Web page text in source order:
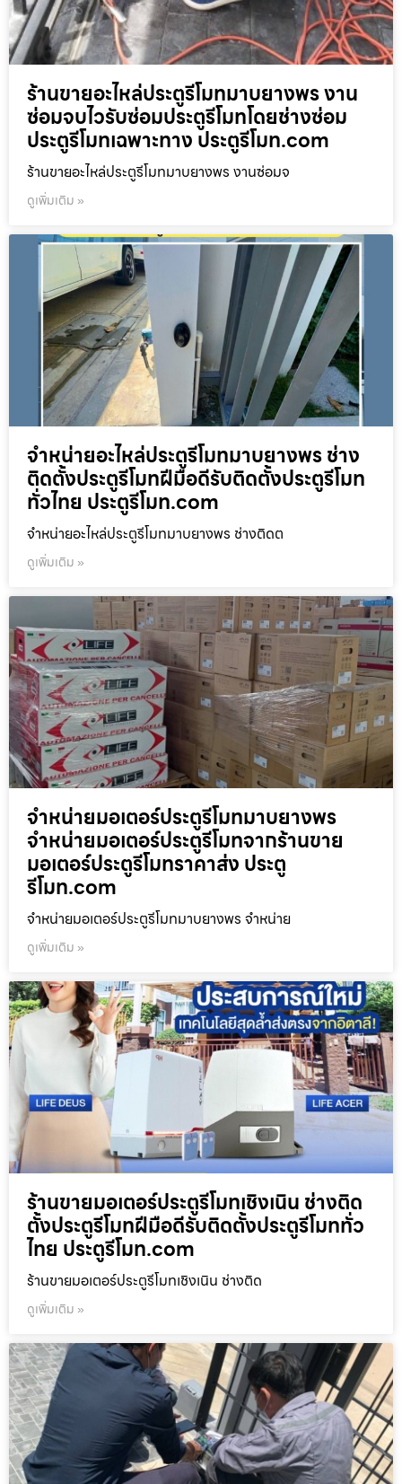
ร้านขายอะไหล่ประตูรีโมทมาบยางพร งาน
ซ่อมจบไวรับซ่อมประตูรีโมทโดยช่างซ่อม
ประตูรีโมทเฉพาะทาง ประตูรีโมท.com
ร้านขายอะไหล่ประตูรีโมทมาบยางพร งานซ่อมจ
ดูเพิ่มเติม »
จำหน่ายอะไหล่ประตูรีโมทมาบยางพร ช่าง
ติดตั้งประตูรีโมทฝีมือดีรับติดตั้งประตูรีโมท
ทั่วไทย ประตูรีโมท.com
จำหน่ายอะไหล่ประตูรีโมทมาบยางพร ช่างติดต
ดูเพิ่มเติม »
จำหน่ายมอเตอร์ประตูรีโมทมาบยางพร
จำหน่ายมอเตอร์ประตูรีโมทจากร้านขาย
มอเตอร์ประตูรีโมทราคาส่ง ประตู
รีโมท.com
จำหน่ายมอเตอร์ประตูรีโมทมาบยางพร จำหน่าย
ดูเพิ่มเติม »
ร้านขายมอเตอร์ประตูรีโมทเชิงเนิน ช่างติด
ตั้งประตูรีโมทฝีมือดีรับติดตั้งประตูรีโมททั่ว
ไทย ประตูรีโมท.com
ร้านขายมอเตอร์ประตูรีโมทเชิงเนิน ช่างติด
ดูเพิ่มเติม »